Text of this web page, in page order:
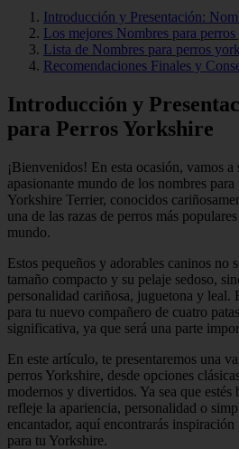
Introducción y Presentación:
Los mejores Nombres para
Lista de Nombres para perros
Recomendaciones Finales y
Introducción y
para Perros Yorkshire
¡Bienvenidos! En esta ocasión, vamos a
apasionante mundo de los nombres
Yorkshire Terrier, conocidos
una de las razas de perros más
mundo.
Estos pequeños y adorables caninos no
tamaño compacto y su pelaje sedoso,
personalidad cariñosa, juguetona y leal.
para tu nuevo compañero de cuatro
significativa, ya que será una parte
En este artículo, te presentaremos una
perros Yorkshire, desde opciones
modernos y divertidos. Ya sea que
refleje la apariencia, personalidad o
encantador, aquí encontrarás
para tu Yorkshire.